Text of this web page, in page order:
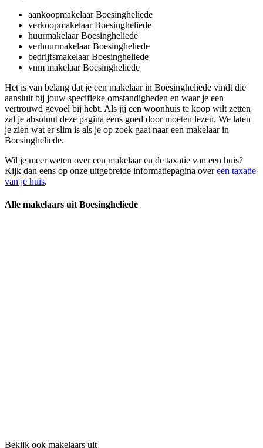
aankoopmakelaar Boesingheliede
verkoopmakelaar Boesingheliede
huurmakelaar Boesingheliede
verhuurmakelaar Boesingheliede
bedrijfsmakelaar Boesingheliede
vnm makelaar Boesingheliede
Het is van belang dat je een makelaar in Boesingheliede vindt die
aansluit bij jouw specifieke omstandigheden en waar je een
vertrouwd gevoel bij hebt. Als jij een woonhuis te koop wilt zetten
zal je absoluut deze pagina eens goed door moeten lezen. We laten
je zien wat er slim is als je op zoek gaat naar een makelaar in
Boesingheliede.
Wil je meer weten over een makelaar en de taxatie van een huis?
Kijk dan eens op onze uitgebreide informatiepagina overeen taxatie
van je huis.
Alle makelaars uit Boesingheliede
Bekijk ook makelaars uit